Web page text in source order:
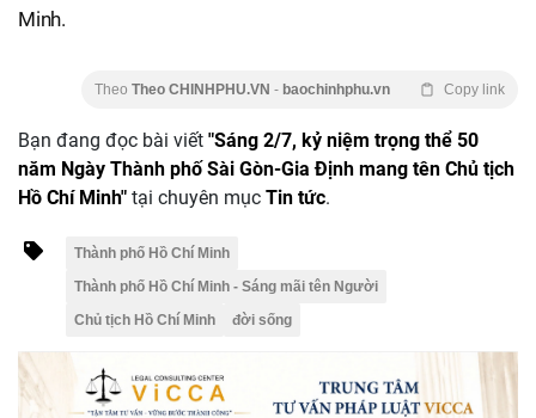
Minh.
Theo Theo CHINHPHU.VN - baochinhphu.vn Copy link
Bạn đang đọc bài viết "Sáng 2/7, kỷ niệm trọng thể 50
năm Ngày Thành phố Sài Gòn-Gia Định mang tên Chủ tịch
Hồ Chí Minh" tại chuyên mục Tin tức.
Thành phố Hồ Chí Minh
Thành phố Hồ Chí Minh - Sáng mãi tên Người
Chủ tịch Hồ Chí Minh
đời sống